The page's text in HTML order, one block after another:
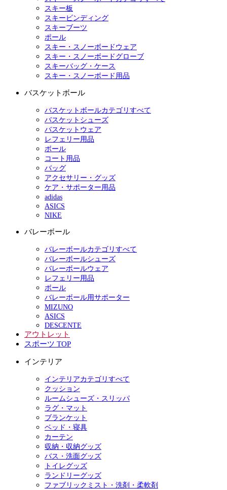
スキー板
スキービンディング
スキーブーツ
ポール
スキー・スノーボードウェア
スキー・スノーボードグローブ
スキーバッグ・ケース
スキー・スノーボード用品
バスケットボール
バスケットボールカテゴリすべて
バスケットシューズ
バスケットウェア
レフェリー用品
ボール
コート用品
バッグ
アクセサリー・グッズ
ケア・サポーター用品
adidas
ASICS
NIKE
バレーボール
バレーボールカテゴリすべて
バレーボールシューズ
バレーボールウェア
レフェリー用品
ボール
バレーボール用サポーター
MIZUNO
ASICS
DESCENTE
アウトレット
スポーツ TOP
インテリア
インテリアカテゴリすべて
クッション
ルームシューズ・スリッパ
ラグ・マット
ブランケット
ベッド・寝具
カーテン
収納・収納グッズ
バス・洗面グッズ
トイレグッズ
ランドリーグッズ
ファブリックミスト・洗剤・柔軟剤